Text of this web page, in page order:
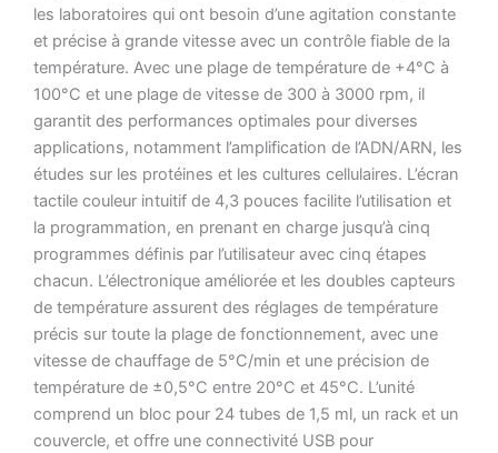
les laboratoires qui ont besoin d’une agitation constante
et précise à grande vitesse avec un contrôle fiable de la
température. Avec une plage de température de +4°C à
100°C et une plage de vitesse de 300 à 3000 rpm, il
garantit des performances optimales pour diverses
applications, notamment l’amplification de l’ADN/ARN, les
études sur les protéines et les cultures cellulaires. L’écran
tactile couleur intuitif de 4,3 pouces facilite l’utilisation et
la programmation, en prenant en charge jusqu’à cinq
programmes définis par l’utilisateur avec cinq étapes
chacun. L’électronique améliorée et les doubles capteurs
de température assurent des réglages de température
précis sur toute la plage de fonctionnement, avec une
vitesse de chauffage de 5°C/min et une précision de
température de ±0,5°C entre 20°C et 45°C. L’unité
comprend un bloc pour 24 tubes de 1,5 ml, un rack et un
couvercle, et offre une connectivité USB pour